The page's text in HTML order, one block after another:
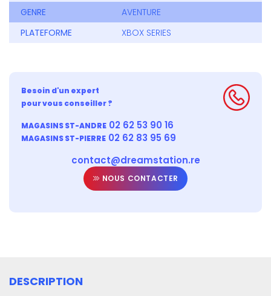
GENRE
AVENTURE
PLATEFORME
XBOX SERIES
Besoin d'un expert
pour vous conseiller ?
MAGASINS ST-ANDRE 02 62 53 90 16
MAGASINS ST-PIERRE 02 62 83 95 69
contact@dreamstation.re
NOUS CONTACTER
DESCRIPTION